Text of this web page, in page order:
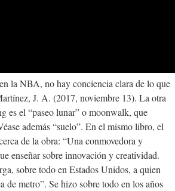
la NBA, no hay conciencia clara de lo que
J. A. (2017, noviembre 13). La otra
es el “paseo lunar” o moonwalk, que
además “suelo”. En el mismo libro, el
de la obra: “Una conmovedora y
enseñar sobre innovación y creatividad.
sobre todo en Estados Unidos, a quien
de metro”. Se hizo sobre todo en los años